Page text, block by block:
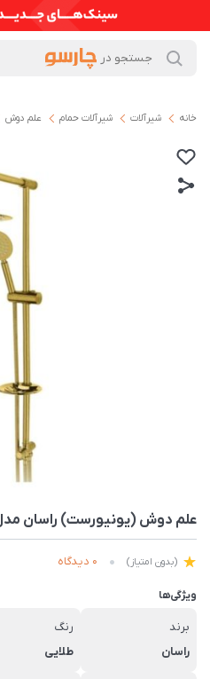
خانه شیرآلات شیرآلات حمام علم دوش
علم دوش (یونیورست) راسان مدل
(بدون امتیاز) 0 دیدگاه
ویژگی‌ها
برند
راسان
رنگ
طلایی